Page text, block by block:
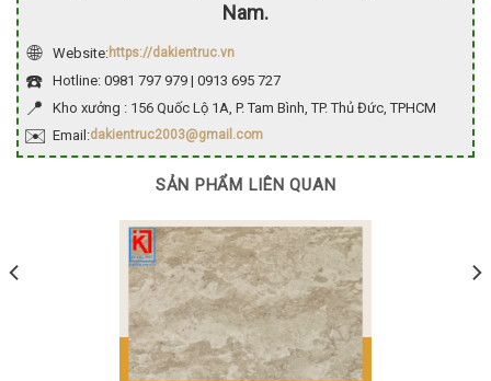
Nam.
🌐
Website:https://dakientruc.vn
☎️ Hotline: 0981 797 979 | 0913 695 727
📍 Kho xưởng : 156 Quốc Lộ 1A, P. Tam Bình, TP. Thủ Đức, TPHCM
✉️ Email:dakientruc2003@gmail.com
SẢN PHẨM LIÊN QUAN